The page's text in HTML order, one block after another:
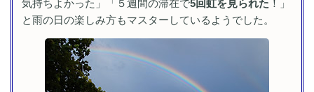
気持ちよかった」「５週間の滞在で5回虹を見られた ！」
と雨の日の楽しみ方もマスターしているようでした。